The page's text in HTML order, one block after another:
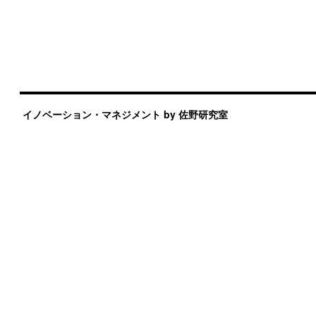
イノベーション・マネジメント by 佐野研究室